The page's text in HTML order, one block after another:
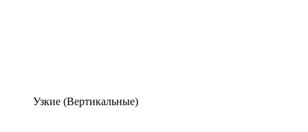
Узкие (Вертикальные)